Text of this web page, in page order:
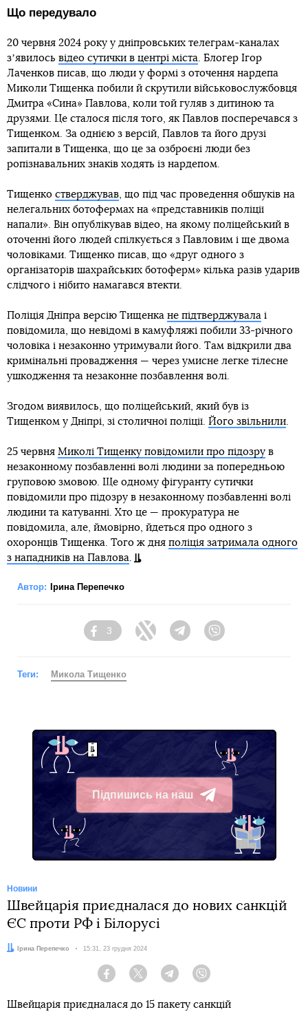
Що передувало
20 червня 2024 року у дніпровських телеграм-каналах
зʼявилось відео сутички в центрі міста. Блогер Ігор
Лаченков писав, що люди у формі з оточення нардепа
Миколи Тищенка побили й скрутили військовослужбовця
Дмитра «Сина» Павлова, коли той гуляв з дитиною та
друзями. Це сталося після того, як Павлов посперечався з
Тищенком. За однією з версій, Павлов та його друзі
запитали в Тищенка, що це за озброєні люди без
ропізнавальних знаків ходять із нардепом.
Тищенко стверджував, що під час проведення обшуків на
нелегальних ботофермах на «представників поліції
напали». Він опублікував відео, на якому поліцейський в
оточенні його людей спілкується з Павловим і ще двома
чоловіками. Тищенко писав, що «друг одного з
організаторів шахрайських ботоферм» кілька разів ударив
слідчого і нібито намагався втекти.
Поліція Дніпра версію Тищенка не підтверджувала і
повідомила, що невідомі в камуфляжі побили 33-річного
чоловіка і незаконно утримували його. Там відкрили два
кримінальні провадження — через умисне легке тілесне
ушкодження та незаконне позбавлення волі.
Згодом виявилось, що поліцейський, який був із
Тищенком у Дніпрі, зі столичної поліції. Його звільнили.
25 червня Миколі Тищенку повідомили про підозру в
незаконному позбавленні волі людини за попередньою
груповою змовою. Ще одному фігуранту сутички
повідомили про підозру в незаконному позбавленні волі
людини та катуванні. Хто це — прокуратура не
повідомила, але, ймовірно, йдеться про одного з
охоронців Тищенка. Того ж дня поліція затримала одного
з нападників на Павлова.
Автор: Ірина Перепечко
Facebook
3
Twitter TelegramViber
Теги: Микола Тищенко
Підпишись на наш
Telegram
Новини
Швейцарія приєдналася до нових санкцій
ЄС проти РФ і Білорусі
Автор:Ірина Перепечко Дата:
15:31, 23 грудня 2024
Facebook Twitter Telegram
Швейцарія приєдналася до 15 пакету санкцій